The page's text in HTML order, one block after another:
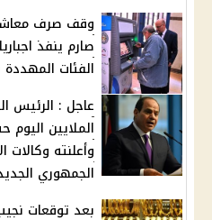
صارم ينفذ
الفئات
عاجل : الرئيس
الملايين اليوم
وأعلنته وكالات
الجمهوري
بعد توقعات